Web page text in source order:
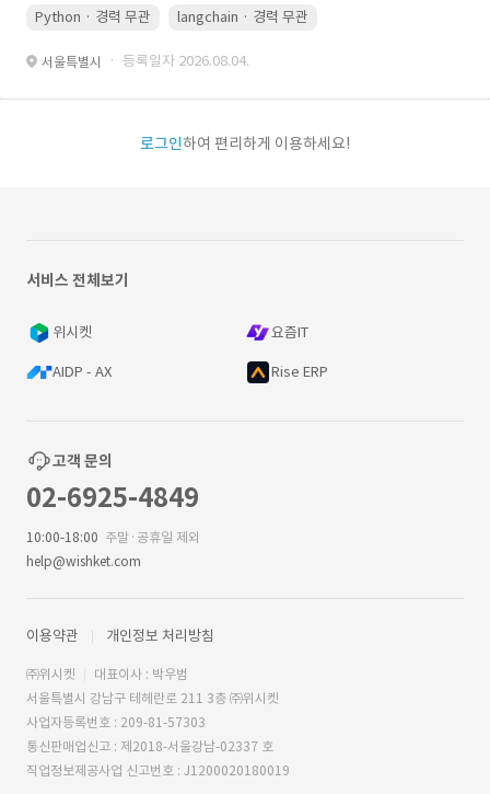
Python · 경력 무관 langchain · 경력 무관
서울특별시 · 등록일자 2026.08.04.
로그인하여 편리하게 이용하세요!
서비스 전체보기
위시켓 요즘IT
AIDP - AX Rise ERP
고객 문의
02-6925-4849
10:00-18:00 주말·공휴일 제외
help@wishket.com
이용약관 개인정보 처리방침
㈜위시켓
대표이사 : 박우범
서울특별시 강남구 테헤란로 211 3층 ㈜위시켓
사업자등록번호 : 209-81-57303
통신판매업신고 : 제2018-서울강남-02337 호
직업정보제공사업 신고번호 : J1200020180019